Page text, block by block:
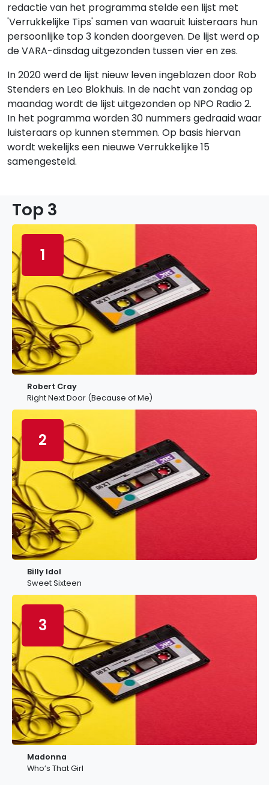
redactie van het programma stelde een lijst met
'Verrukkelijke Tips' samen van waaruit luisteraars hun
persoonlijke top 3 konden doorgeven. De lijst werd op
de VARA-dinsdag uitgezonden tussen vier en zes.
In 2020 werd de lijst nieuw leven ingeblazen door Rob
Stenders en Leo Blokhuis. In de nacht van zondag op
maandag wordt de lijst uitgezonden op NPO Radio 2.
In het pogramma worden 30 nummers gedraaid waar
luisteraars op kunnen stemmen. Op basis hiervan
wordt wekelijks een nieuwe Verrukkelijke 15
samengesteld.
Top 3
1
Robert Cray
Right Next Door (Because of Me)
2
Billy Idol
Sweet Sixteen
3
Madonna
Who’s That Girl